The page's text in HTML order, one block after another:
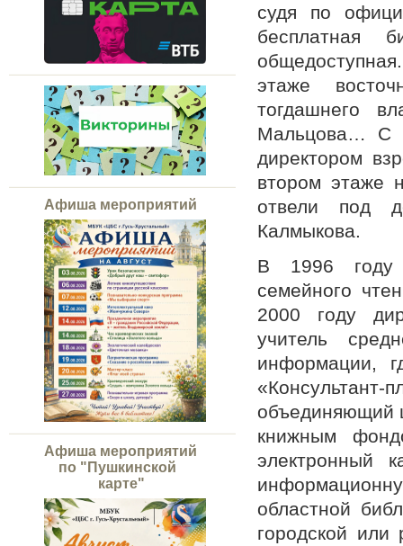
Афиша мероприятий
Афиша мероприятий
по "Пушкинской
карте"
судя по
бесплатная
этаже
тогдашнего
Мальцова… С
директором
втором этаже
отвели под
Калмыкова.
В 1996 году
семейного
2000 году
учитель
информации,
«Консультант-
объединяющий
книжным
электронный
областной
городской или